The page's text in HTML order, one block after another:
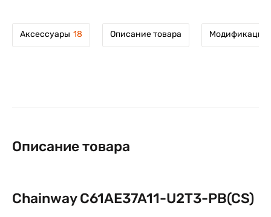
Аксессуары 18 Описание товара Модификации
Описание товара
Chainway C61AE37A11-U2T3-PB(CS)